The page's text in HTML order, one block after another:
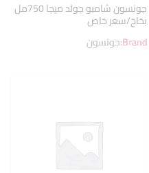
جونسون شامبو جولد ميجا 750مل
بخاخ/سعر خاص
Brand:جونسون